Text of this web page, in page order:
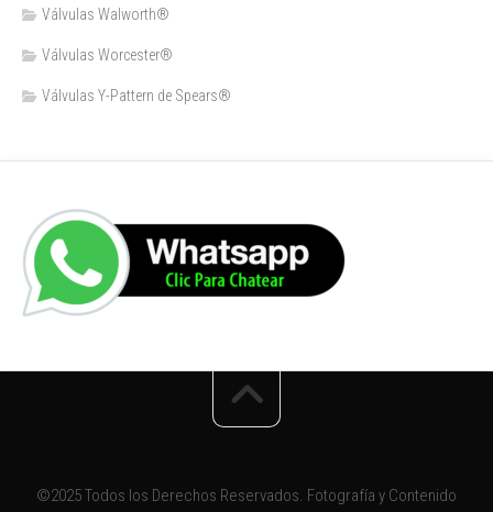
Válvulas Walworth®
Válvulas Worcester®
Válvulas Y-Pattern de Spears®️
©2025 Todos los Derechos Reservados. Fotografía y Contenido